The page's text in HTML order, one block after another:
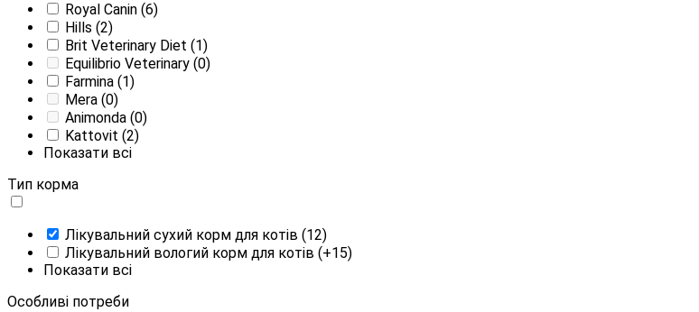
Royal Canin (6)
Hills (2)
Brit Veterinary Diet (1)
Equilibrio Veterinary (0)
Farmina (1)
Mera (0)
Animonda (0)
Kattovit (2)
Показати всі
Тип корма
Лікувальний сухий корм для котів (12)
Лікувальний вологий корм для котів (+15)
Показати всі
Особливі потреби